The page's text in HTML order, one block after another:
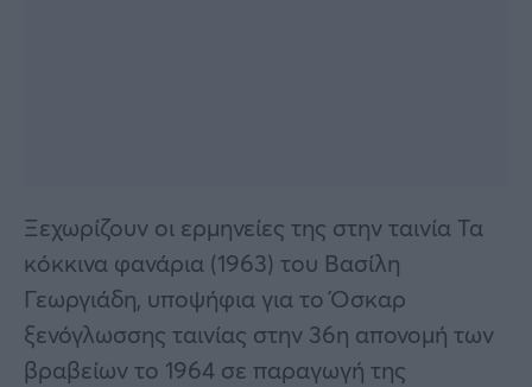
Ξεχωρίζουν οι ερμηνείες της στην ταινία Τα
κόκκινα φανάρια (1963) του Βασίλη
Γεωργιάδη, υποψήφια για το Όσκαρ
ξενόγλωσσης ταινίας στην 36η απονομή των
βραβείων το 1964 σε παραγωγή της